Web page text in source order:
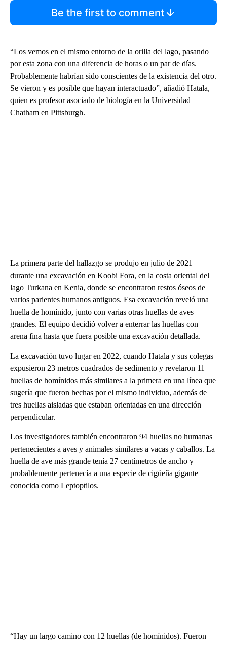
Be the first to comment
“Los vemos en el mismo entorno de la orilla del lago, pasando
por esta zona con una diferencia de horas o un par de días.
Probablemente habrían sido conscientes de la existencia del otro.
Se vieron y es posible que hayan interactuado”, añadió Hatala,
quien es profesor asociado de biología en la Universidad
Chatham en Pittsburgh.
La primera parte del hallazgo se produjo en julio de 2021
durante una excavación en Koobi Fora, en la costa oriental del
lago Turkana en Kenia, donde se encontraron restos óseos de
varios parientes humanos antiguos. Esa excavación reveló una
huella de homínido, junto con varias otras huellas de aves
grandes. El equipo decidió volver a enterrar las huellas con
arena fina hasta que fuera posible una excavación detallada.
La excavación tuvo lugar en 2022, cuando Hatala y sus colegas
expusieron 23 metros cuadrados de sedimento y revelaron 11
huellas de homínidos más similares a la primera en una línea que
sugería que fueron hechas por el mismo individuo, además de
tres huellas aisladas que estaban orientadas en una dirección
perpendicular.
Los investigadores también encontraron 94 huellas no humanas
pertenecientes a aves y animales similares a vacas y caballos. La
huella de ave más grande tenía 27 centímetros de ancho y
probablemente pertenecía a una especie de cigüeña gigante
conocida como Leptoptilos.
“Hay un largo camino con 12 huellas (de homínidos). Fueron